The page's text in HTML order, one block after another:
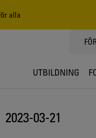
alla
UTBILDNING
2023-03-21